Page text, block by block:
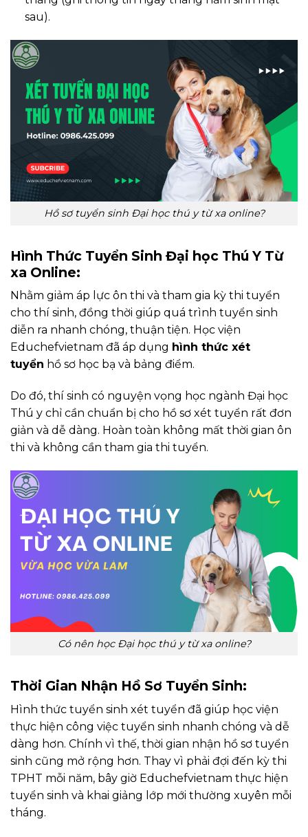
sau).
Hồ sơ tuyển sinh Đại học thú y từ xa online?
Hình Thức Tuyển Sinh Đại học Thú Y Từ
xa Online:
Nhằm giảm áp lực ôn thi và tham gia kỳ thi tuyển
cho thí sinh, đồng thời giúp quá trình tuyển sinh
diễn ra nhanh chóng, thuận tiện. Học viện
Educhefvietnam đã áp dụng hình thức xét
tuyển hồ sơ học bạ và bảng điểm.
Do đó, thí sinh có nguyện vọng học ngành Đại học
Thú y chỉ cần chuẩn bị cho hồ sơ xét tuyển rất đơn
giản và dễ dàng. Hoàn toàn không mất thời gian ôn
thi và không cần tham gia thi tuyển.
Có nên học Đại học thú y từ xa online?
Thời Gian Nhận Hồ Sơ Tuyển Sinh:
Hình thức tuyển sinh xét tuyển đã giúp học viện
thực hiện công việc tuyển sinh nhanh chóng và dễ
dàng hơn. Chính vì thế, thời gian nhận hồ sơ tuyển
sinh cũng mở rộng hơn. Thay vì phải đợi đến kỳ thi
TPHT mỗi năm, bây giờ Educhefvietnam thực hiện
tuyển sinh và khai giảng lớp mới thường xuyên mỗi
tháng.